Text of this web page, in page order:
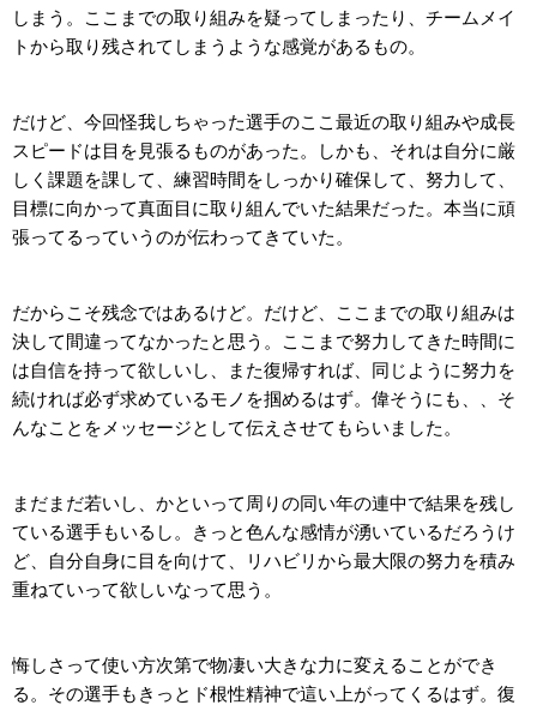
しまう。ここまでの取り組みを疑ってしまったり、チームメイ
トから取り残されてしまうような感覚があるもの。
だけど、今回怪我しちゃった選手のここ最近の取り組みや成長
スピードは目を見張るものがあった。しかも、それは自分に厳
しく課題を課して、練習時間をしっかり確保して、努力して、
目標に向かって真面目に取り組んでいた結果だった。本当に頑
張ってるっていうのが伝わってきていた。
だからこそ残念ではあるけど。だけど、ここまでの取り組みは
決して間違ってなかったと思う。ここまで努力してきた時間に
は自信を持って欲しいし、また復帰すれば、同じように努力を
続ければ必ず求めているモノを掴めるはず。偉そうにも、、そ
んなことをメッセージとして伝えさせてもらいました。
まだまだ若いし、かといって周りの同い年の連中で結果を残し
ている選手もいるし。きっと色んな感情が湧いているだろうけ
ど、自分自身に目を向けて、リハビリから最大限の努力を積み
重ねていって欲しいなって思う。
悔しさって使い方次第で物凄い大きな力に変えることができ
る。その選手もきっとド根性精神で這い上がってくるはず。復